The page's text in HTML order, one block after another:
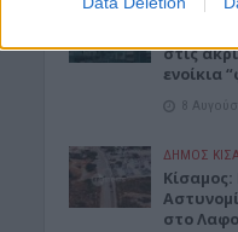
ΚΡΗΤΗ
στις
ενοίκια
8
ΔΉΜΟΣ
στο